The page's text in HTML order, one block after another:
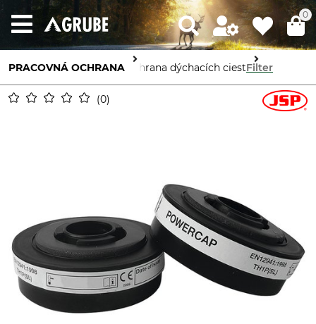
0
PRACOVNÁ OCHRANA Ochrana dýchacích ciestFilter
0